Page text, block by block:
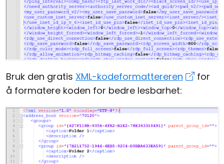
Bruk den gratis XML-kodeformattereren
for
å formatere koden for bedre lesbarhet: